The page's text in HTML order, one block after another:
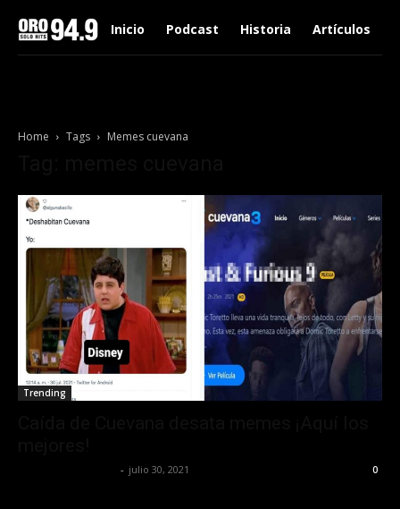
Inicio Podcast Historia Artículos
Home Tags Memes cuevana
Trending
- julio 30, 2021 0